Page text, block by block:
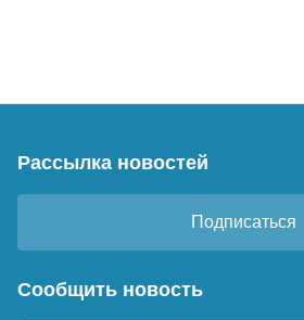
Рассылка новостей
Подписаться
Сообщить новость